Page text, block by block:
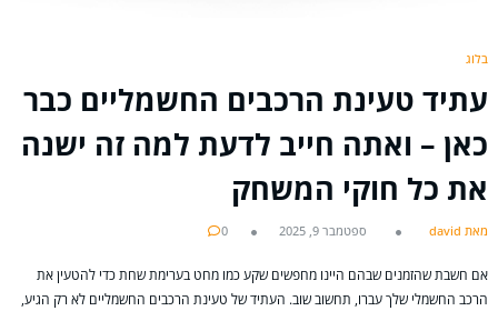
בלוג
עתיד טעינת הרכבים החשמליים כבר
כאן – ואתה חייב לדעת למה זה ישנה
את כל חוקי המשחק
מאת david ספטמבר 9, 2025 0
אם חשבת שהזמנים שבהם היינו מחפשים שקע כמו מחט בערימת שחת כדי להטעין את
הרכב החשמלי שלך עברו, תחשוב שוב. העתיד של טעינת הרכבים החשמליים לא רק הגיע,